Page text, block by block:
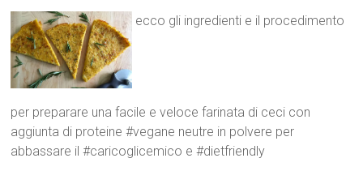
ecco gli ingredienti e il procedimento
per preparare una facile e veloce farinata di ceci con
aggiunta di proteine #vegane neutre in polvere per
abbassare il #caricoglicemico e #dietfriendly